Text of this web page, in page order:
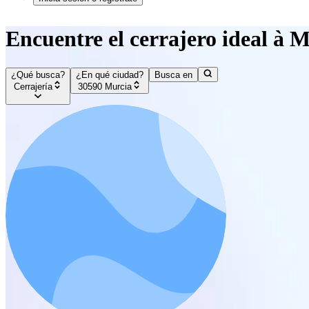
Encuentre el cerrajero ideal à
¿Qué busca?
Cerrajería
¿En qué ciudad?
30590 Murcia
Busca en